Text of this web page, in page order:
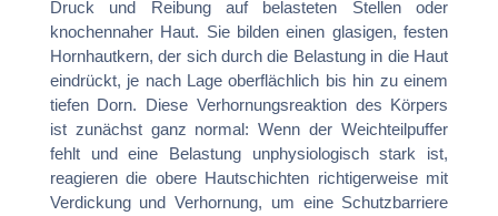
Druck und Reibung auf belasteten Stellen oder
knochennaher Haut. Sie bilden einen glasigen, festen
Hornhautkern, der sich durch die Belastung in die Haut
eindrückt, je nach Lage oberflächlich bis hin zu einem
tiefen Dorn. Diese Verhornungsreaktion des Körpers
ist zunächst ganz normal: Wenn der Weichteilpuffer
fehlt und eine Belastung unphysiologisch stark ist,
reagieren die obere Hautschichten richtigerweise mit
Verdickung und Verhornung, um eine Schutzbarriere